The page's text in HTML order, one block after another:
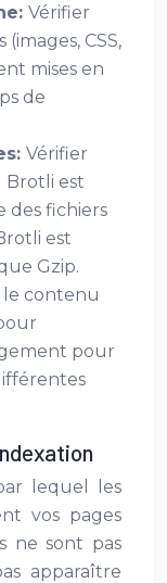
Vérifier
CSS,
mises en
de
Vérifier
Brotli est
des fichiers
est
Gzip.
contenu
pour
lequel les
vos pages
ne sont pas
apparaître